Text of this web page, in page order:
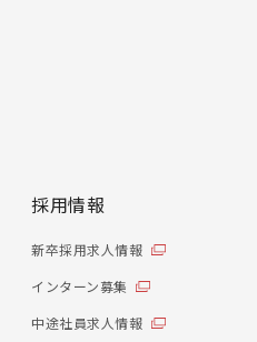
採用情報
新卒採用求人情報
インターン募集
中途社員求人情報